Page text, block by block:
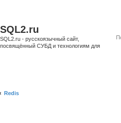
SQL2.ru
SQL2.ru - русскоязычный сайт,
посвящённый СУБД и технологиям для
Redis